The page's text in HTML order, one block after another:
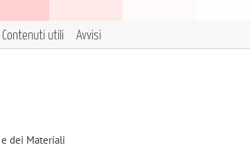
Contenuti utili Avvisi
dei Materiali